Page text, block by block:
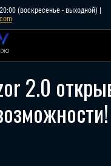
(воскресенье - выходной) |
2.0